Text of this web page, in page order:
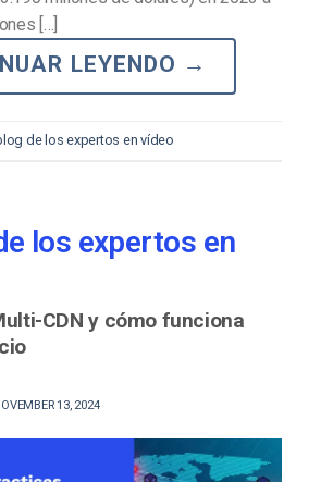
[…]
LEYENDO →
de los expertos en vídeo
los expertos en
CDN y cómo funciona
13, 2024